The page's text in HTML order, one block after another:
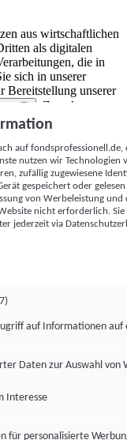
aus wirtschaftlichen
als digitalen
die in
sich in unserer
Bereitstellung unserer
(5)
. Zwecke:
von Werbeleistung
(z. B. login-
mit anderen
usw.) auf
werden, um es
oder einer Webseite
der hier aufgeführten
auf
nutzen wir Technologien
zufällig zugewiesene
gespeichert oder
von Werbeleistung
nicht erforderlich.
jederzeit via
auf Informationen auf
Daten zur Auswahl von
Interesse
für personalisierte